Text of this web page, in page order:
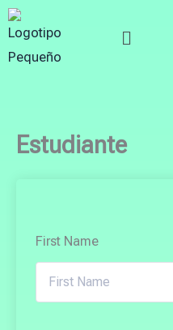
Skip
to
content
Menu
Estudiante
First Name